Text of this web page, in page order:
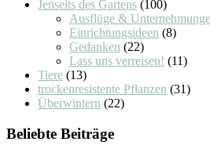
Jenseits des Gartens (100)
Ausflüge &
Einrichtungsideen (8)
Gedanken (22)
Lass uns verreisen! (11)
Tiere (13)
trockenresistente Pflanzen (31)
Überwintern (22)
Beliebte Beiträge